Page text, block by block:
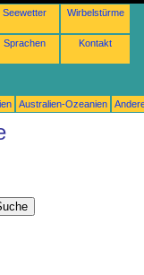
Seewetter Wirbelstürme
Sprachen Kontakt
Australien-Ozeanien